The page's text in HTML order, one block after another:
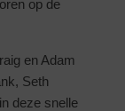
op de
en Adam
Seth
deze snelle